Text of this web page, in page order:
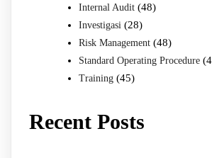
Internal Audit (48)
Investigasi (28)
Risk Management (48)
Standard Operating Procedure
Training (45)
Recent Posts